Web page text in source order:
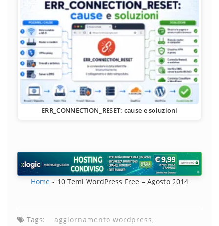
ERR_CONNECTION_RESET: cause e soluzioni
Home - 10 Temi WordPress Free – Agosto 2014
Tags:
aggiornamento wordpress